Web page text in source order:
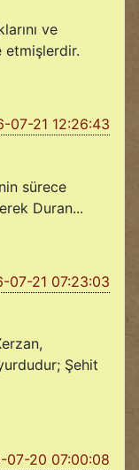
ve
etmişlerdir.
07-21 12:26:43
sürece
Duran...
07-21 07:23:03
Şehit
07-20 07:00:08